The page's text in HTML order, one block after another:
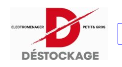
contenu